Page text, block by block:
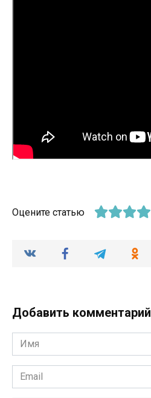
Оцените статью
Добавить комментарий
Имя
*
Email
*